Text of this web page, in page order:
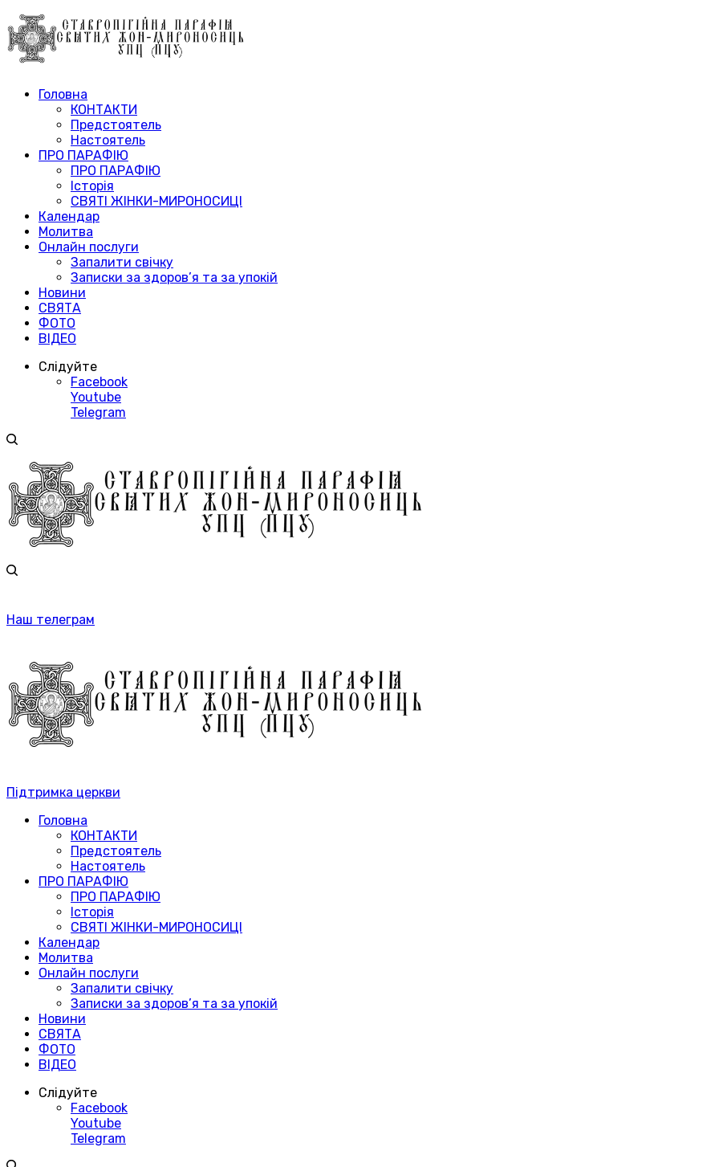
Головна
КОНТАКТИ
Предстоятель
Настоятель
ПРО ПАРАФІЮ
ПРО ПАРАФІЮ
Історія
СВЯТІ ЖІНКИ-МИРОНОСИЦІ
Календар
Молитва
Онлайн послуги
Запалити свічку
Записки за здоров’я та за упокій
Новини
СВЯТА
ФОТО
ВІДЕО
Слідуйте
Facebook
Youtube
Telegram
Наш телеграм
Підтримка церкви
Головна
КОНТАКТИ
Предстоятель
Настоятель
ПРО ПАРАФІЮ
ПРО ПАРАФІЮ
Історія
СВЯТІ ЖІНКИ-МИРОНОСИЦІ
Календар
Молитва
Онлайн послуги
Запалити свічку
Записки за здоров’я та за упокій
Новини
СВЯТА
ФОТО
ВІДЕО
Слідуйте
Facebook
Youtube
Telegram